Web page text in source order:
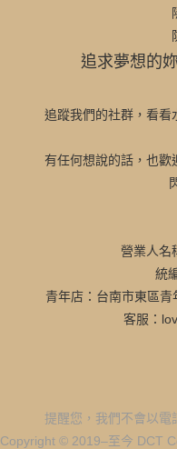
追求夢想的
追蹤我們的社群，看看
有任何想說的話，也歡
營業人名
統
青年店：台南市東區青
客服：
提醒您，我們不會以電
Copyright © 2019–至今 DCT